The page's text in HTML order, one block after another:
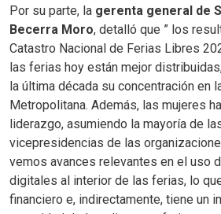
Por su parte, la gerenta general de
Becerra Moro, detalló que ” los
Catastro Nacional de Ferias Libres
las ferias hoy están mejor
la última década su concentración en
Metropolitana. Además, las mujeres
liderazgo, asumiendo la mayoría de
vicepresidencias de las
vemos avances relevantes en el uso
digitales al interior de las ferias, lo
financiero e, indirectamente, tiene un